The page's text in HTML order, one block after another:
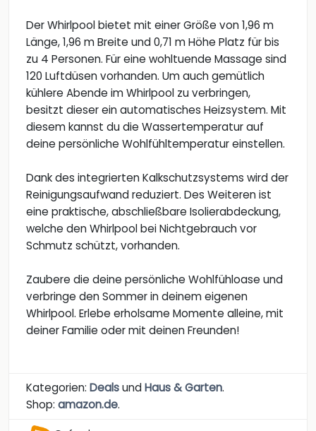
Der Whirlpool bietet mit einer Größe von 1,96 m
Länge, 1,96 m Breite und 0,71 m Höhe Platz für bis
zu 4 Personen. Für eine wohltuende Massage sind
120 Luftdüsen vorhanden. Um auch gemütlich
kühlere Abende im Whirlpool zu verbringen,
besitzt dieser ein automatisches Heizsystem. Mit
diesem kannst du die Wassertemperatur auf
deine persönliche Wohlfühltemperatur einstellen.
Dank des integrierten Kalkschutzsystems wird der
Reinigungsaufwand reduziert. Des Weiteren ist
eine praktische, abschließbare Isolierabdeckung,
welche den Whirlpool bei Nichtgebrauch vor
Schmutz schützt, vorhanden.
Zaubere die deine persönliche Wohlfühloase und
verbringe den Sommer in deinem eigenen
Whirlpool. Erlebe erholsame Momente alleine, mit
deiner Familie oder mit deinen Freunden!
Kategorien: DealsundHaus & Garten.
Shop: amazon.de.